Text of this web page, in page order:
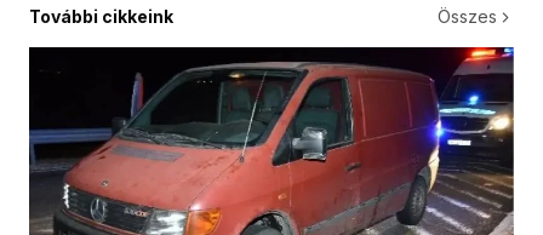
További cikkeink Összes